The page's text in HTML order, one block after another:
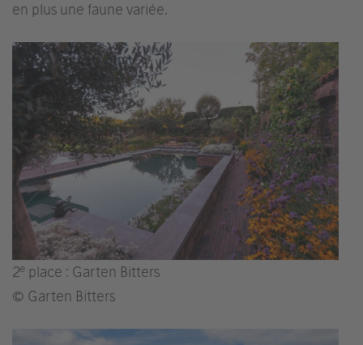
en plus une faune variée.
2e place : Garten Bitters
© Garten Bitters